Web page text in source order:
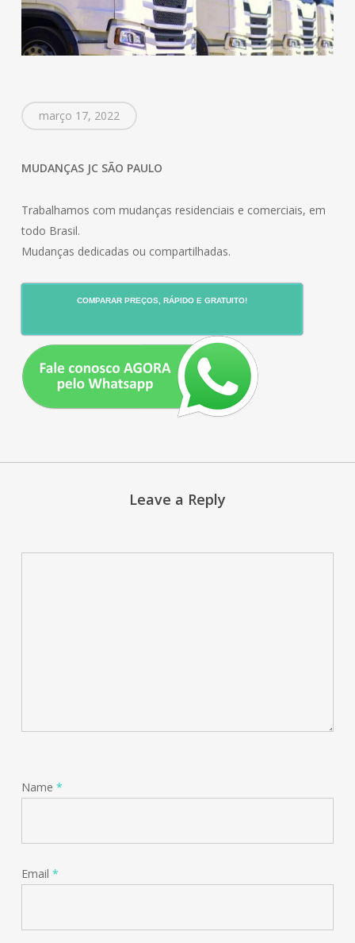
março 17, 2022
MUDANÇAS JC SÃO PAULO
Trabalhamos com mudanças residenciais e comerciais, em
todo Brasil.
Mudanças dedicadas ou compartilhadas.
COMPARAR PREÇOS, RÁPIDO E GRATUITO!
Leave a Reply
Name *
Email *